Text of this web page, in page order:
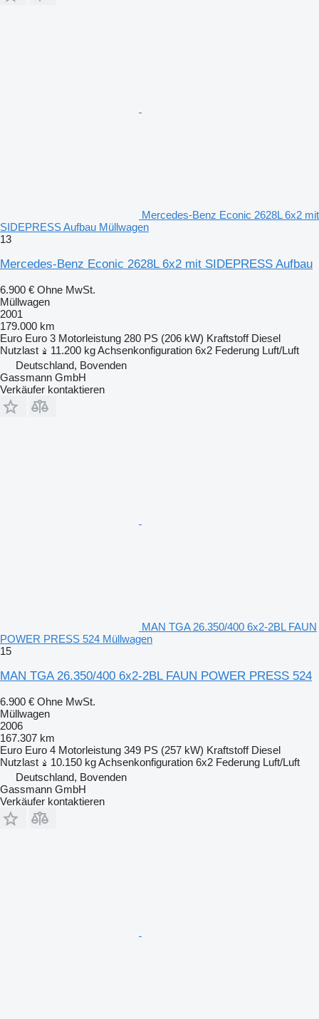
Mercedes-Benz Econic 2628L 6x2 mit
SIDEPRESS Aufbau Müllwagen
13
Mercedes-Benz Econic 2628L 6x2 mit SIDEPRESS Aufbau
6.900 € Ohne MwSt.
Müllwagen
2001
179.000 km
Euro Euro 3 Motorleistung 280 PS (206 kW) Kraftstoff Diesel
Nutzlast
11.200 kgAchsenkonfiguration 6x2 Federung Luft/Luft
Deutschland, Bovenden
Gassmann GmbH
Verkäufer kontaktieren
MAN TGA 26.350/400 6x2-2BL FAUN
POWER PRESS 524 Müllwagen
15
MAN TGA 26.350/400 6x2-2BL FAUN POWER PRESS 524
6.900 € Ohne MwSt.
Müllwagen
2006
167.307 km
Euro Euro 4 Motorleistung 349 PS (257 kW) Kraftstoff Diesel
Nutzlast
10.150 kgAchsenkonfiguration 6x2 Federung Luft/Luft
Deutschland, Bovenden
Gassmann GmbH
Verkäufer kontaktieren